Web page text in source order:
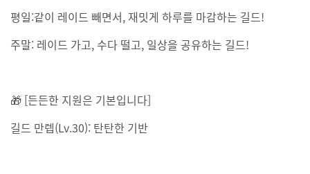
평일:같이 레이드 빼면서, 재밋게 하루를 마감하는 길드!
주말: 레이드 가고, 수다 떨고, 일상을 공유하는 길드!
🎁 [든든한 지원은 기본입니다]
길드 만렙(Lv.30): 탄탄한 기반